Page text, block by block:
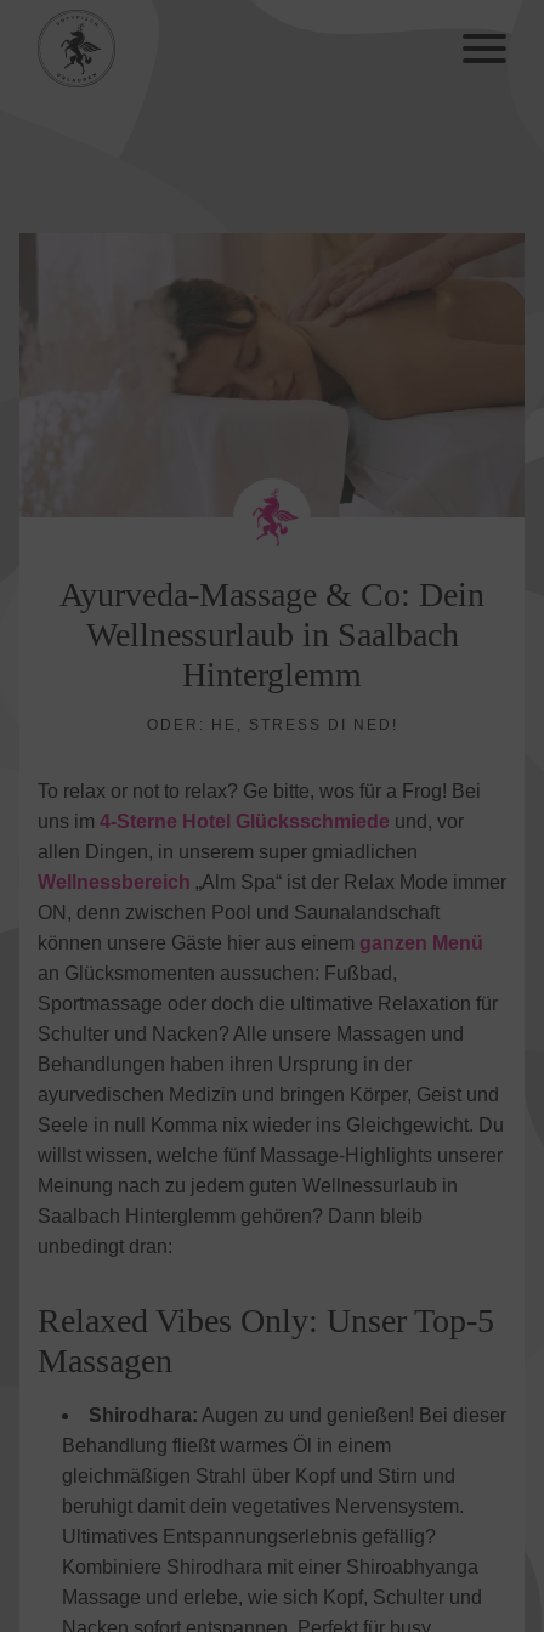
Ayurveda-Massage & Co: Dein
Wellnessurlaub in Saalbach
Hinterglemm
ODER: HE, STRESS DI NED!
To relax or not to relax? Ge bitte, wos für a Frog! Bei
uns im 4-Sterne Hotel Glücksschmiede und, vor
allen Dingen, in unserem super gmiadlichen
Wellnessbereich „Alm Spa“ ist der Relax Mode immer
ON, denn zwischen Pool und Saunalandschaft
können unsere Gäste hier aus einem ganzen Menü
an Glücksmomenten aussuchen: Fußbad,
Sportmassage oder doch die ultimative Relaxation für
Schulter und Nacken? Alle unsere Massagen und
Behandlungen haben ihren Ursprung in der
ayurvedischen Medizin und bringen Körper, Geist und
Seele in null Komma nix wieder ins Gleichgewicht. Du
willst wissen, welche fünf Massage-Highlights unserer
Meinung nach zu jedem guten Wellnessurlaub in
Saalbach Hinterglemm gehören? Dann bleib
unbedingt dran:
Relaxed Vibes Only: Unser Top-5
Massagen
Shirodhara: Augen zu und genießen! Bei dieser
Behandlung fließt warmes Öl in einem
gleichmäßigen Strahl über Kopf und Stirn und
beruhigt damit dein vegetatives Nervensystem.
Ultimatives Entspannungserlebnis gefällig?
Kombiniere Shirodhara mit einer Shiroabhyanga
Massage und erlebe, wie sich Kopf, Schulter und
Nacken sofort entspannen. Perfekt für busy